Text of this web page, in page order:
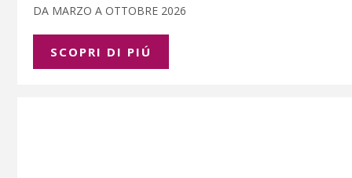
DA MARZO A OTTOBRE 2026
SCOPRI DI PIÚ